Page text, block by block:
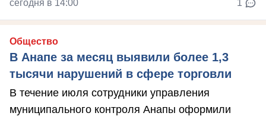
сегодня в 14:00 1
Общество
В Анапе за месяц выявили более 1,3
тысячи нарушений в сфере торговли
В течение июля сотрудники управления
муниципального контроля Анапы оформили